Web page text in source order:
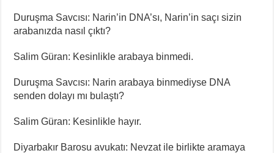
Duruşma Savcısı: Narin’in DNA’sı, Narin’in saçı sizin
arabanızda nasıl çıktı?
Salim Güran: Kesinlikle arabaya binmedi.
Duruşma Savcısı: Narin arabaya binmediyse DNA
senden dolayı mı bulaştı?
Salim Güran: Kesinlikle hayır.
Diyarbakır Barosu avukatı: Nevzat ile birlikte aramaya